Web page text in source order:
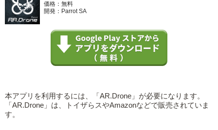
価格：無料
開発：Parrot SA
本アプリを利用するには、「AR.Drone」が必要になります。
「AR.Drone」は、トイザらスやAmazonなどで販売されていま
す。